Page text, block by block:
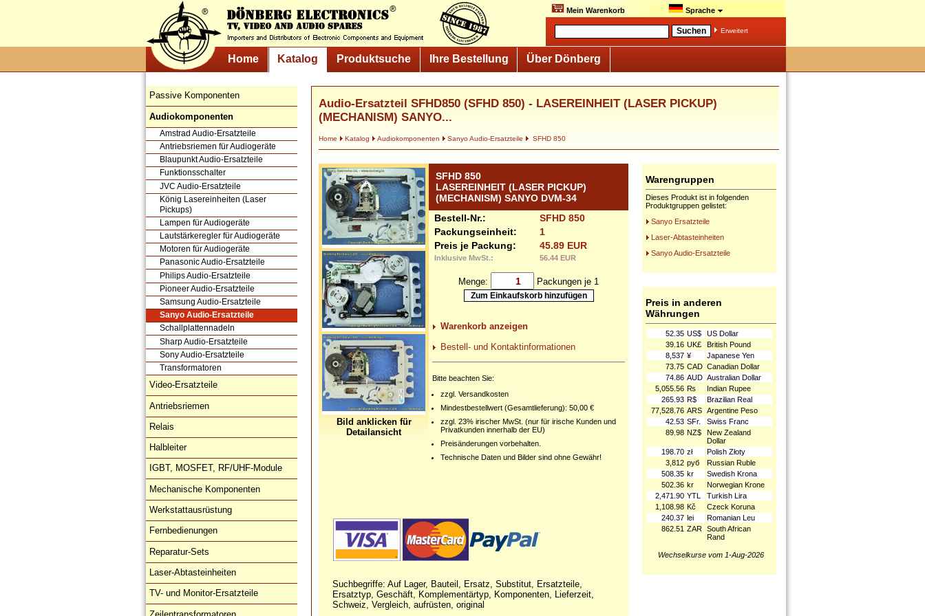
Mein Warenkorb Sprache
Erweitert
Home Katalog Produktsuche Ihre Bestellung Über Dönberg
Passive Komponenten
Audiokomponenten
Amstrad Audio-Ersatzteile
Antriebsriemen für Audiogeräte
Blaupunkt Audio-Ersatzteile
Funktionsschalter
JVC Audio-Ersatzteile
König Lasereinheiten (Laser
Pickups)
Lampen für Audiogeräte
Lautstärkeregler für Audiogeräte
Motoren für Audiogeräte
Panasonic Audio-Ersatzteile
Philips Audio-Ersatzteile
Pioneer Audio-Ersatzteile
Samsung Audio-Ersatzteile
Sanyo Audio-Ersatzteile
Schallplattennadeln
Sharp Audio-Ersatzteile
Sony Audio-Ersatzteile
Transformatoren
Video-Ersatzteile
Antriebsriemen
Relais
Halbleiter
IGBT, MOSFET, RF/UHF-Module
Mechanische Komponenten
Werkstattausrüstung
Fernbedienungen
Reparatur-Sets
Laser-Abtasteinheiten
TV- und Monitor-Ersatzteile
Audio-Ersatzteil SFHD850 (SFHD 850) - LASEREINHEIT (LASER PICKUP)
(MECHANISM) SANYO...
Home Katalog Audiokomponenten Sanyo Audio-Ersatzteile SFHD 850
Bild anklicken für
Detailansicht
SFHD 850
LASEREINHEIT (LASER PICKUP)
(MECHANISM) SANYO DVM-34
Bestell-Nr.:
SFHD 850
Packungseinheit:
1
Preis je Packung:
45.89 EUR
Inklusive MwSt.: 56.44 EUR
Menge: Packungen je 1
Warenkorb anzeigen
Bestell- und Kontaktinformationen
Bitte beachten Sie:
zzgl. Versandkosten
Mindestbestellwert (Gesamtlieferung): 50,00 €
zzgl. 23% irischer MwSt. (nur für irische Kunden und
Privatkunden innerhalb der EU)
Preisänderungen vorbehalten.
Technische Daten und Bilder sind ohne Gewähr!
Suchbegriffe: Auf Lager, Bauteil, Ersatz, Substitut, Ersatzteile,
Ersatztyp, Geschäft, Komplementärtyp, Komponenten, Lieferzeit,
Schweiz, Vergleich, aufrüsten, original
Warengruppen
Dieses Produkt ist in folgenden
Produktgruppen gelistet:
Sanyo Ersatzteile
Laser-Abtasteinheiten
Sanyo Audio-Ersatzteile
Preis in anderen
Währungen
52.35 US$
US Dollar
39.16 UK£
British Pound
8,537 ¥
Japanese Yen
73.75 CAD Canadian Dollar
74.86 AUD Australian Dollar
5,055.56 ₨
Indian Rupee
265.93 R$
Brazilian Real
77,528.76 ARS Argentine Peso
42.53 SFr.
Swiss Franc
89.98 NZ$
New Zealand
Dollar
198.70 zł
Polish Złoty
3,812 руб
Russian Ruble
508.35 kr
Swedish Krona
502.36 kr
Norwegian Krone
2,471.90 YTL
Turkish Lira
1,108.98 Kč
Czeck Koruna
240.37 lei
Romanian Leu
862.51 ZAR South African
Rand
Wechselkurse vom 1-Aug-2026